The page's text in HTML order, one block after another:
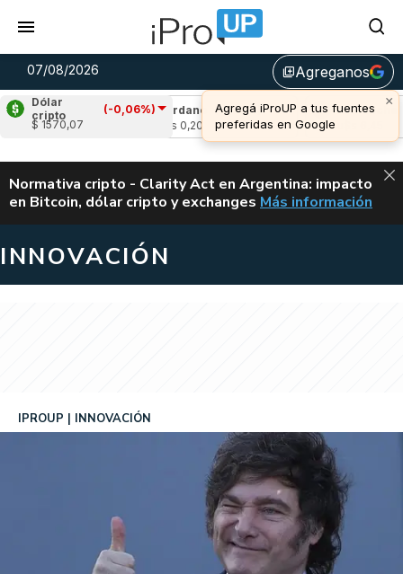
07/08/2026 library_addAgreganos
×
Agregá iProUP a tus fuentes
preferidas en Google
Dólar
cripto
(-0,06%)
$ 1570,07
1,14%) Cardano (-1,23%)
u$s 0,20
Avalanche
u$s 6,45
ALERTA
Normativa cripto - Clarity Act en Argentina: impacto
en Bitcoin, dólar cripto y exchanges CLARITY ACT EN
Más información
INNOVACIÓN
IPROUP INNOVACIÓN